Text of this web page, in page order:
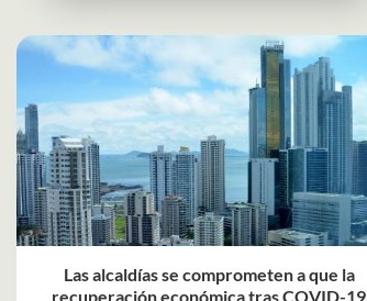
Las alcaldías se comprometen a que la
recuperación económica tras COVID-19